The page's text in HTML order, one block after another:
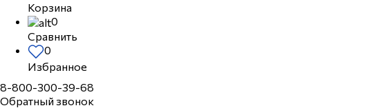
Корзина
0
Сравнить
0
Избранное
8-800-300-39-68
Обратный звонок